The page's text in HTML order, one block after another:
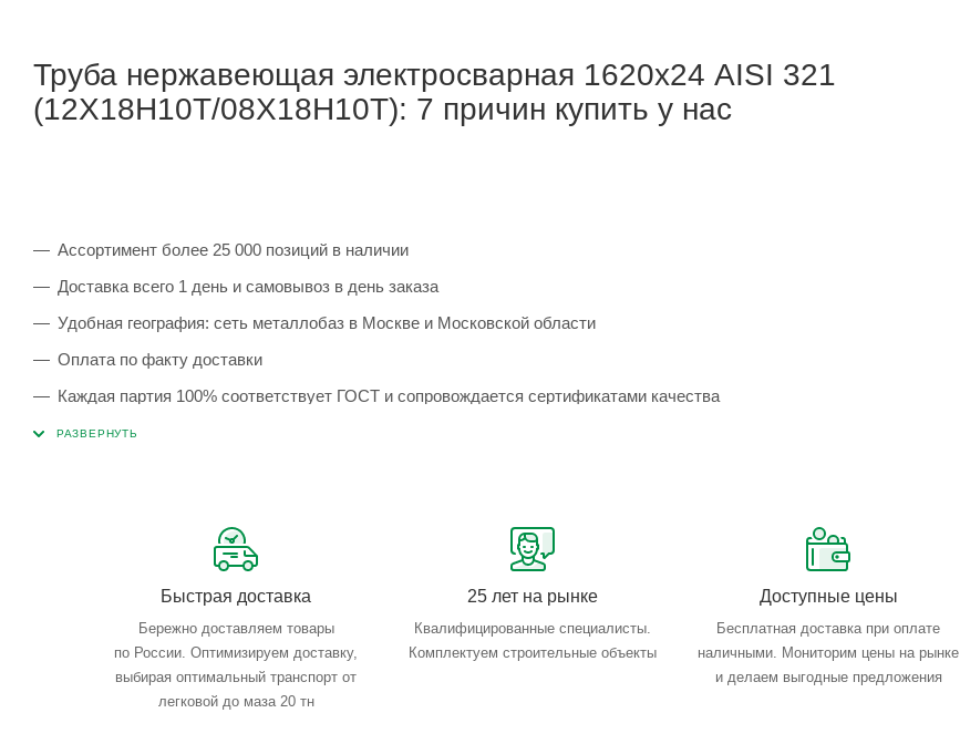
Труба нержавеющая электросварная 1620х24 AISI 321
(12Х18Н10Т/08Х18Н10Т): 7 причин купить у нас
Ассортимент более 25 000 позиций в наличии
Доставка всего 1 день и самовывоз в день заказа
Удобная география: сеть металлобаз в Москве и Московской области
Оплата по факту доставки
Каждая партия 100% соответствует ГОСТ и сопровождается сертификатами качества
Сервисные услуги: резка, гибка, металлообработка
Быстрая доставка
Бережно доставляем товары
по России. Оптимизируем доставку,
выбирая оптимальный транспорт от
легковой до маза 20 тн
25 лет на рынке
Квалифицированные специалисты.
Комплектуем строительные объекты
Доступные цены
Бесплатная доставка при оплате
наличными. Мониторим цены на рынке
и делаем выгодные предложения